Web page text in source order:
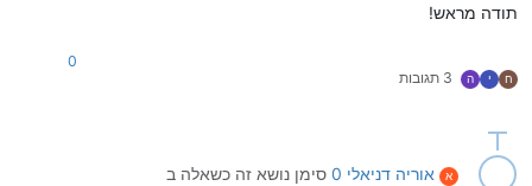
תודה מראש!
ח י ה 3 תגובות
0
א אוריה דניאלי 0 סימן נושא זה כשאלה ב